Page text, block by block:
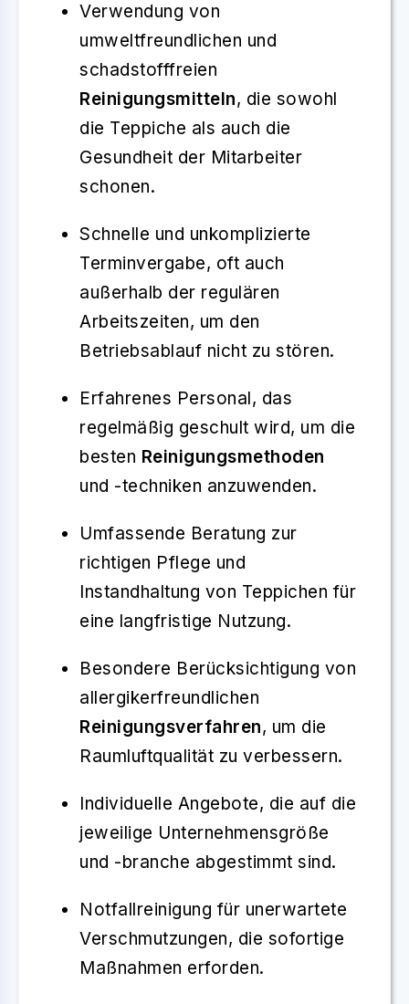
Verwendung von
umweltfreundlichen und
schadstofffreien
Reinigungsmitteln, die sowohl
die Teppiche als auch die
Gesundheit der Mitarbeiter
schonen.
Schnelle und unkomplizierte
Terminvergabe, oft auch
außerhalb der regulären
Arbeitszeiten, um den
Betriebsablauf nicht zu stören.
Erfahrenes Personal, das
regelmäßig geschult wird, um die
besten Reinigungsmethoden
und -techniken anzuwenden.
Umfassende Beratung zur
richtigen Pflege und
Instandhaltung von Teppichen für
eine langfristige Nutzung.
Besondere Berücksichtigung von
allergikerfreundlichen
Reinigungsverfahren, um die
Raumluftqualität zu verbessern.
Individuelle Angebote, die auf die
jeweilige Unternehmensgröße
und -branche abgestimmt sind.
Notfallreinigung für unerwartete
Verschmutzungen, die sofortige
Maßnahmen erforden.